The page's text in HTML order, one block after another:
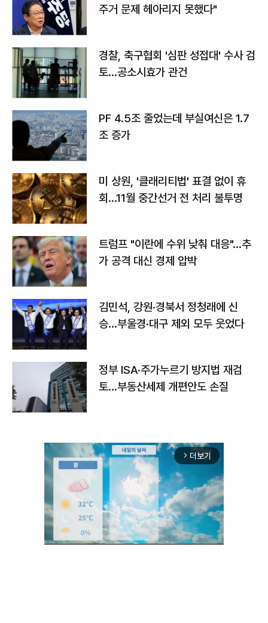
주거 문제 헤아리지 못했다"
경찰, 축구협회 '심판 성접대' 수사 검
토…공소시효가 관건
PF 4.5조 줄었는데 부실여신은 1.7
조 증가
미 상원, '클래리티법' 표결 없이 휴
회…11월 중간선거 전 처리 불투명
트럼프 "이란에 수위 낮춰 대응"…추
가 공격 대신 경제 압박
김민석, 강원·경북서 정청래에 신
승…부울경·대구 제외 모두 웃었다
정부 ISA·주가누르기 방지법 재검
토…부동산세제 개편안도 손질
arrow_forward_ios 더보기